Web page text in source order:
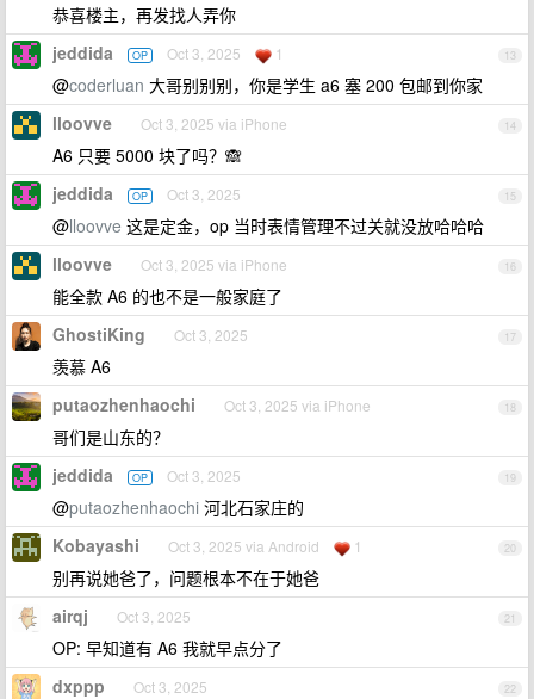
恭喜楼主，再发找人弄你
13
jeddida OP Oct 3, 2025 1
@coderluan 大哥别别别，你是学生 a6 塞 200 包邮到你家
14
lloovve Oct 3, 2025 via iPhone
A6 只要 5000 块了吗？🙈
15
jeddida OP Oct 3, 2025
@lloovve 这是定金，op 当时表情管理不过关就没放哈哈哈
16
lloovve Oct 3, 2025 via iPhone
能全款 A6 的也不是一般家庭了
17
GhostiKing Oct 3, 2025
羡慕 A6
18
putaozhenhaochi Oct 3, 2025 via iPhone
哥们是山东的？
19
jeddida OP Oct 3, 2025
@putaozhenhaochi 河北石家庄的
20
Kobayashi Oct 3, 2025 via Android 1
别再说她爸了，问题根本不在于她爸
21
airqj Oct 3, 2025
OP: 早知道有 A6 我就早点分了
22
dxppp Oct 3, 2025